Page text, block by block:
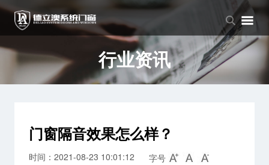
品牌中心
品牌介绍
企业文化
产品中心
窗系列
门系列
新闻中心
公司新闻
行业资讯
行业资讯
门窗隔音效果怎么样？
时间：2021-08-23 10:01:12 字号